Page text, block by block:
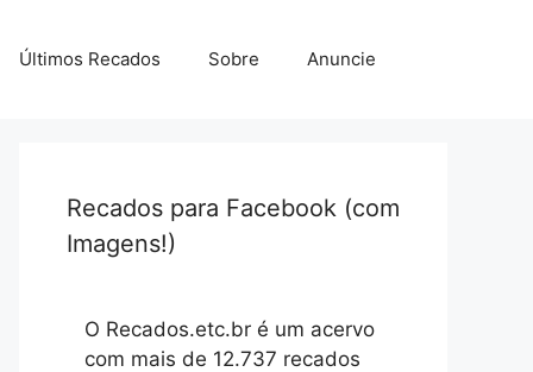
Últimos Recados Sobre Anuncie
Recados para Facebook (com
Imagens!)
O Recados.etc.br é um acervo
com mais de 12.737 recados